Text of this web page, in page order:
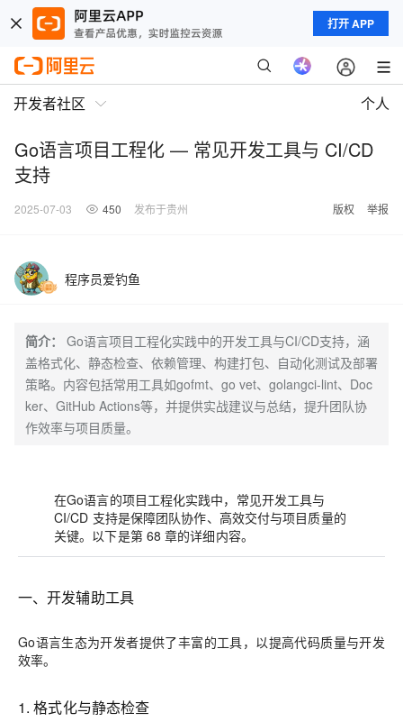
打开 APP
开发者社区 个人
Go语言项目工程化 — 常见开发工具与 CI/CD
支持
2025-07-03 450 发布于贵州 版权 举报
程序员爱钓鱼
简介：
Go语言项目工程化实践中的开发工具与CI/CD支持，涵
盖格式化、静态检查、依赖管理、构建打包、自动化测试及部署
策略。内容包括常用工具如gofmt、go vet、golangci-lint、Doc
ker、GitHub Actions等，并提供实战建议与总结，提升团队协
作效率与项目质量。
在Go语言的项目工程化实践中， 常见开发工具与
CI/CD 支持是保障团队协作、高效交付与项目质量的
关键。以下是第 68 章的详细内容。
一、开发辅助工具
Go语言生态为开发者提供了丰富的工具，以提高代码质量与开发
效率。
1. 格式化与静态检查